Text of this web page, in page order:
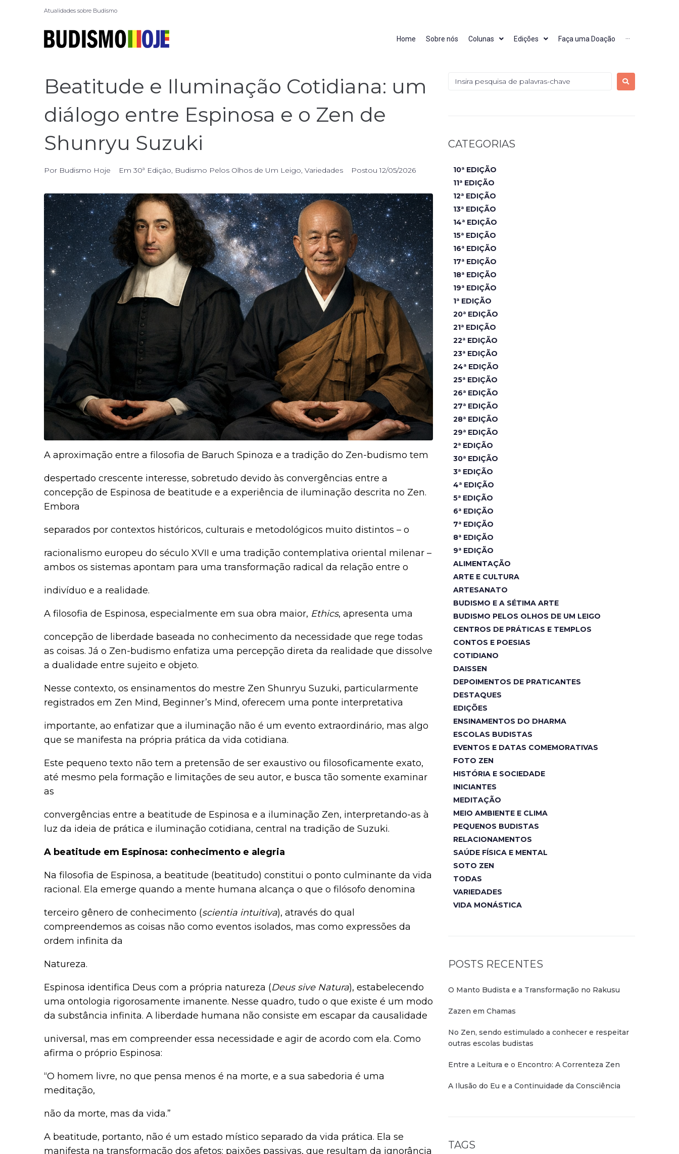
Atualidades sobre Budismo
Home Sobre nós Colunas Edições Faça uma Doação ···
Beatitude e Iluminação Cotidiana: um
diálogo entre Espinosa e o Zen de
Shunryu Suzuki
Por Budismo Hoje Em 30ª Edição, Budismo Pelos Olhos de Um Leigo, Variedades Postou12/05/2026
A aproximação entre a filosofia de Baruch Spinoza e a tradição do Zen-budismo tem
despertado crescente interesse, sobretudo devido às convergências entre a
concepção de Espinosa de beatitude e a experiência de iluminação descrita no Zen.
Embora
separados por contextos históricos, culturais e metodológicos muito distintos – o
racionalismo europeu do século XVII e uma tradição contemplativa oriental milenar –
ambos os sistemas apontam para uma transformação radical da relação entre o
indivíduo e a realidade.
A filosofia de Espinosa, especialmente em sua obra maior, Ethics, apresenta uma
concepção de liberdade baseada no conhecimento da necessidade que rege todas
as coisas. Já o Zen-budismo enfatiza uma percepção direta da realidade que dissolve
a dualidade entre sujeito e objeto.
Nesse contexto, os ensinamentos do mestre Zen Shunryu Suzuki, particularmente
registrados em Zen Mind, Beginner’s Mind, oferecem uma ponte interpretativa
importante, ao enfatizar que a iluminação não é um evento extraordinário, mas algo
que se manifesta na própria prática da vida cotidiana.
Este pequeno texto não tem a pretensão de ser exaustivo ou filosoficamente exato,
até mesmo pela formação e limitações de seu autor, e busca tão somente examinar
as
convergências entre a beatitude de Espinosa e a iluminação Zen, interpretando-as à
luz da ideia de prática e iluminação cotidiana, central na tradição de Suzuki.
A beatitude em Espinosa: conhecimento e alegria
Na filosofia de Espinosa, a beatitude (beatitudo) constitui o ponto culminante da vida
racional. Ela emerge quando a mente humana alcança o que o filósofo denomina
terceiro gênero de conhecimento (scientia intuitiva), através do qual
compreendemos as coisas não como eventos isolados, mas como expressões da
ordem infinita da
Natureza.
Espinosa identifica Deus com a própria natureza (Deus sive Natura), estabelecendo
uma ontologia rigorosamente imanente. Nesse quadro, tudo o que existe é um modo
da substância infinita. A liberdade humana não consiste em escapar da causalidade
universal, mas em compreender essa necessidade e agir de acordo com ela. Como
afirma o próprio Espinosa:
“O homem livre, no que pensa menos é na morte, e a sua sabedoria é uma
meditação,
não da morte, mas da vida.”
A beatitude, portanto, não é um estado místico separado da vida prática. Ela se
manifesta na transformação dos afetos: paixões passivas, que resultam da ignorância
CATEGORIAS
10ª EDIÇÃO
11ª EDIÇÃO
12ª EDIÇÃO
13ª EDIÇÃO
14ª EDIÇÃO
15ª EDIÇÃO
16ª EDIÇÃO
17ª EDIÇÃO
18ª EDIÇÃO
19ª EDIÇÃO
1ª EDIÇÃO
20ª EDIÇÃO
21ª EDIÇÃO
22ª EDIÇÃO
23ª EDIÇÃO
24ª EDIÇÃO
25ª EDIÇÃO
26ª EDIÇÃO
27ª EDIÇÃO
28ª EDIÇÃO
29ª EDIÇÃO
2ª EDIÇÃO
30ª EDIÇÃO
3ª EDIÇÃO
4ª EDIÇÃO
5ª EDIÇÃO
6ª EDIÇÃO
7ª EDIÇÃO
8ª EDIÇÃO
9ª EDIÇÃO
ALIMENTAÇÃO
ARTE E CULTURA
ARTESANATO
BUDISMO E A SÉTIMA ARTE
BUDISMO PELOS OLHOS DE UM LEIGO
CENTROS DE PRÁTICAS E TEMPLOS
CONTOS E POESIAS
COTIDIANO
DAISSEN
DEPOIMENTOS DE PRATICANTES
DESTAQUES
EDIÇÕES
ENSINAMENTOS DO DHARMA
ESCOLAS BUDISTAS
EVENTOS E DATAS COMEMORATIVAS
FOTO ZEN
HISTÓRIA E SOCIEDADE
INICIANTES
MEDITAÇÃO
MEIO AMBIENTE E CLIMA
PEQUENOS BUDISTAS
RELACIONAMENTOS
SAÚDE FÍSICA E MENTAL
SOTO ZEN
TODAS
VARIEDADES
VIDA MONÁSTICA
POSTS RECENTES
O Manto Budista e a Transformação no Rakusu
Zazen em Chamas
No Zen, sendo estimulado a conhecer e respeitar
outras escolas budistas
Entre a Leitura e o Encontro: A Correnteza Zen
A Ilusão do Eu e a Continuidade da Consciência
TAGS